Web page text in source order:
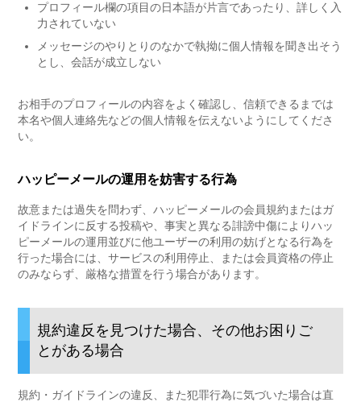
プロフィール欄の項目の日本語が片言であったり、詳しく入
力されていない
メッセージのやりとりのなかで執拗に個人情報を聞き出そう
とし、会話が成立しない
お相手のプロフィールの内容をよく確認し、信頼できるまでは
本名や個人連絡先などの個人情報を伝えないようにしてくださ
い。
ハッピーメールの運用を妨害する行為
故意または過失を問わず、ハッピーメールの会員規約またはガ
イドラインに反する投稿や、事実と異なる誹謗中傷によりハッ
ピーメールの運用並びに他ユーザーの利用の妨げとなる行為を
行った場合には、サービスの利用停止、または会員資格の停止
のみならず、厳格な措置を行う場合があります。
規約違反を見つけた場合、その他お困りご
とがある場合
規約・ガイドラインの違反、また犯罪行為に気づいた場合は直